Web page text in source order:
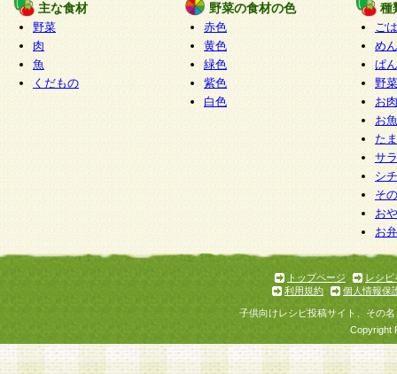
5.当社がお聞きする個人情報は、すべて会員登録
で提 供いただいたものと考えております。従っ
自らの個人情報の提供を希望されない場合には、
をお預かりいたしません が、提供されないこと
商品やサービス等をご利用いただけない場合があ
了承ください。
6.当社は、お客様から当社が保有している個人情
加・ 利用停止等を求められた場合には、ご本人
て確認できた場合に限り、法令に準拠して合理的
いただきます。なお、開示 請求等の請求先は個
ります。
1.会員とは、本規約等を承諾のうえ、当社所定の
了し、当社が承認した者、グループとします。な
が以下に該当する場合は会員登録をすることがで
主な食材
野菜
肉
魚
くだもの
野菜の食材の色
赤色
黄色
緑色
紫色
白色
種
ご
めん
ぱん
野
お
お
た
サ
シ
そ
お
お
トップページ
レシピ
利用規約
個人情報保
子供向けレシピ投稿サイト、その
Copyright